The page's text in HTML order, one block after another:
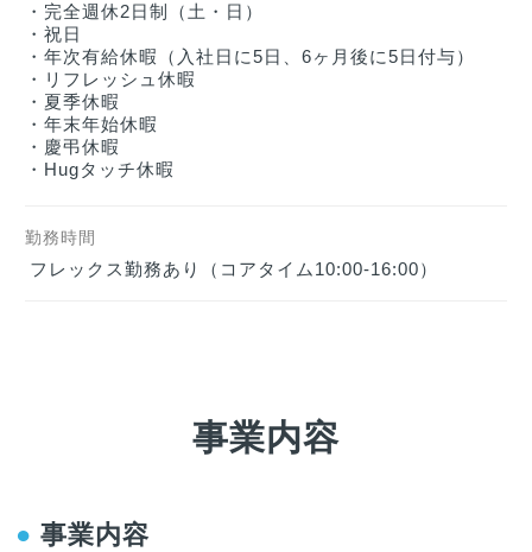
・完全週休2日制（土・日）
・祝日
・年次有給休暇（入社日に5日、6ヶ月後に5日付与）
・リフレッシュ休暇
・夏季休暇
・年末年始休暇
・慶弔休暇
・Hugタッチ休暇
勤務時間
フレックス勤務あり（コアタイム10:00-16:00）
事業内容
● 事業内容